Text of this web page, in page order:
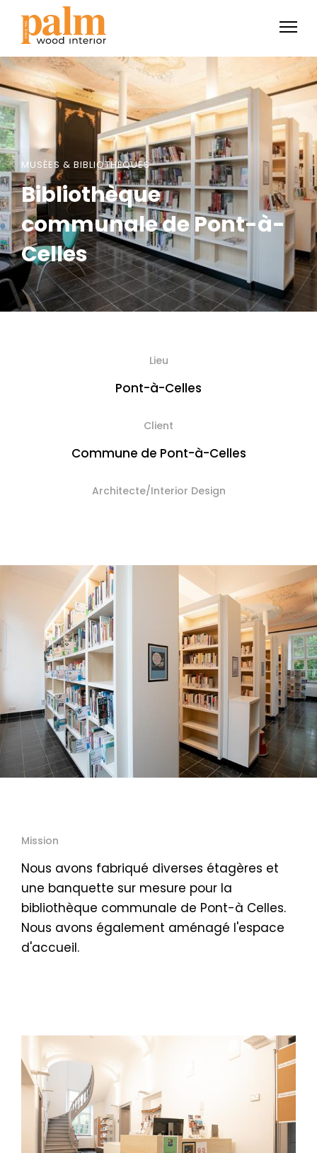
MUSÉES & BIBLIOTHÈQUES
Bibliothèque
communale de Pont-à-
Celles
Lieu
Pont-à-Celles
Client
Commune de Pont-à-Celles
Architecte/Interior Design
Mission
Nous avons fabriqué diverses étagères et
une banquette sur mesure pour la
bibliothèque communale de Pont-à Celles.
Nous avons également aménagé l'espace
d'accueil.